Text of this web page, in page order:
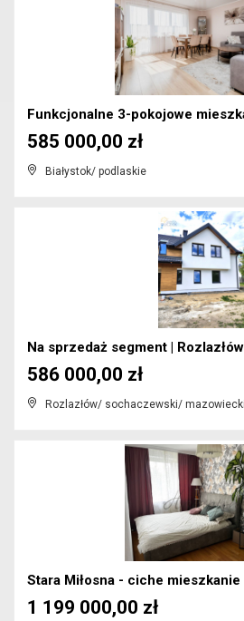
Funkcjonalne 3-pokojowe
Białystok/ podlaskie
585 000,00 zł
Na sprzedaż segment |
Rozlazłów/ sochaczewski/
586 000,00 zł
Stara Miłosna - ciche
1 199 000,00 zł